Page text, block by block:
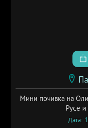
Мини почивка на
Русе и
Дата: